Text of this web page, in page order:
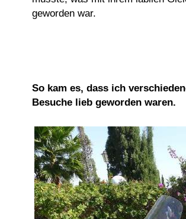
geworden war.
So kam es, dass ich
Besuche lieb geworden waren.